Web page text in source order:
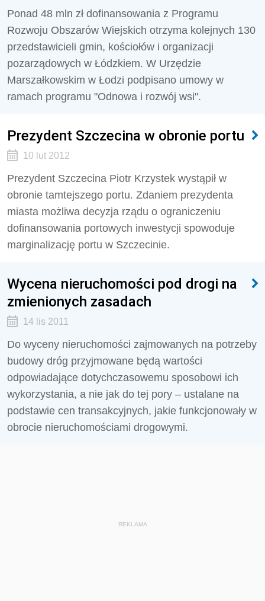
Ponad 48 mln zł dofinansowania z Programu
Rozwoju Obszarów Wiejskich otrzyma kolejnych 130
przedstawicieli gmin, kościołów i organizacji
pozarządowych w Łódzkiem. W Urzędzie
Marszałkowskim w Łodzi podpisano umowy w
ramach programu "Odnowa i rozwój wsi".
Prezydent Szczecina w obronie portu
10 lut 2012
Prezydent Szczecina Piotr Krzystek wystąpił w
obronie tamtejszego portu. Zdaniem prezydenta
miasta możliwa decyzja rządu o ograniczeniu
dofinansowania portowych inwestycji spowoduje
marginalizację portu w Szczecinie.
Wycena nieruchomości pod drogi na
zmienionych zasadach
14 lis 2011
Do wyceny nieruchomości zajmowanych na potrzeby
budowy dróg przyjmowane będą wartości
odpowiadające dotychczasowemu sposobowi ich
wykorzystania, a nie jak do tej pory – ustalane na
podstawie cen transakcyjnych, jakie funkcjonowały w
obrocie nieruchomościami drogowymi.
REKLAMA